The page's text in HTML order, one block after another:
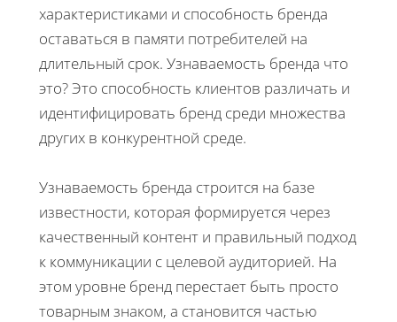
характеристиками и способность бренда
оставаться в памяти потребителей на
длительный срок. Узнаваемость бренда что
это? Это способность клиентов различать и
идентифицировать бренд среди множества
других в конкурентной среде.
Узнаваемость бренда строится на базе
известности, которая формируется через
качественный контент и правильный подход
к коммуникации с целевой аудиторией. На
этом уровне бренд перестает быть просто
товарным знаком, а становится частью